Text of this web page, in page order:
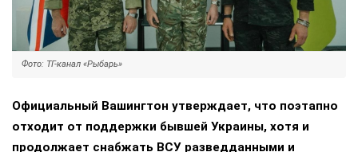
Фото: ТГ-канал «Рыбарь»
Официальный Вашингтон утверждает, что поэтапно
отходит от поддержки бывшей Украины, хотя и
продолжает снабжать ВСУ разведданными и